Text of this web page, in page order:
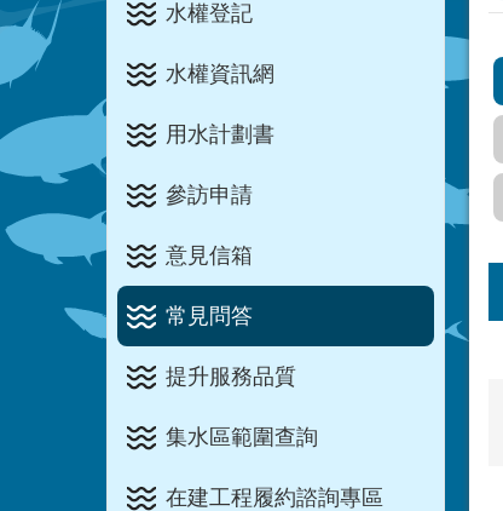
水權登記
水權資訊網
用水計劃書
參訪申請
意見信箱
常見問答
提升服務品質
集水區範圍查詢
在建工程履約諮詢專區